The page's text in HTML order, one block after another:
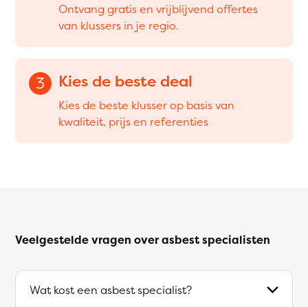
Ontvang gratis en vrijblijvend offertes
van klussers in je regio.
3 Kies de beste deal
Kies de beste klusser op basis van
kwaliteit, prijs en referenties
Veelgestelde vragen over asbest specialisten
Wat kost een asbest specialist?